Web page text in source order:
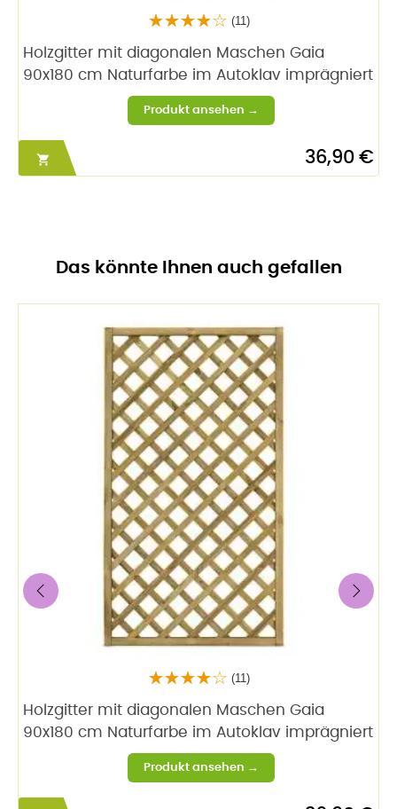
(11)
Holzgitter mit diagonalen Maschen Gaia
90x180 cm Naturfarbe im Autoklav imprägniert
 36,90 €
Das könnte Ihnen auch gefallen
(11)
Holzgitter mit diagonalen Maschen Gaia
90x180 cm Naturfarbe im Autoklav imprägniert